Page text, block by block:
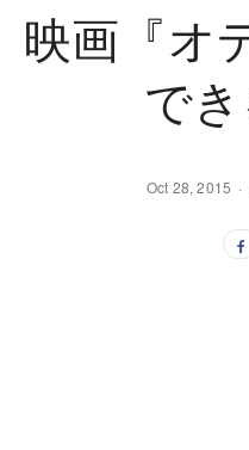
映画『オ
で
Oct 28, 2015